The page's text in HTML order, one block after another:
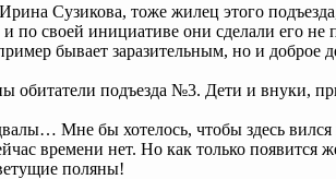
Сузикова, тоже жилец этого
своей инициативе они сделали его не
бывает заразительным, но и доброе
обитатели подъезда №3. Дети и внуки,
Мне бы хотелось, чтобы здесь
времени нет. Но как только появится
поляны!